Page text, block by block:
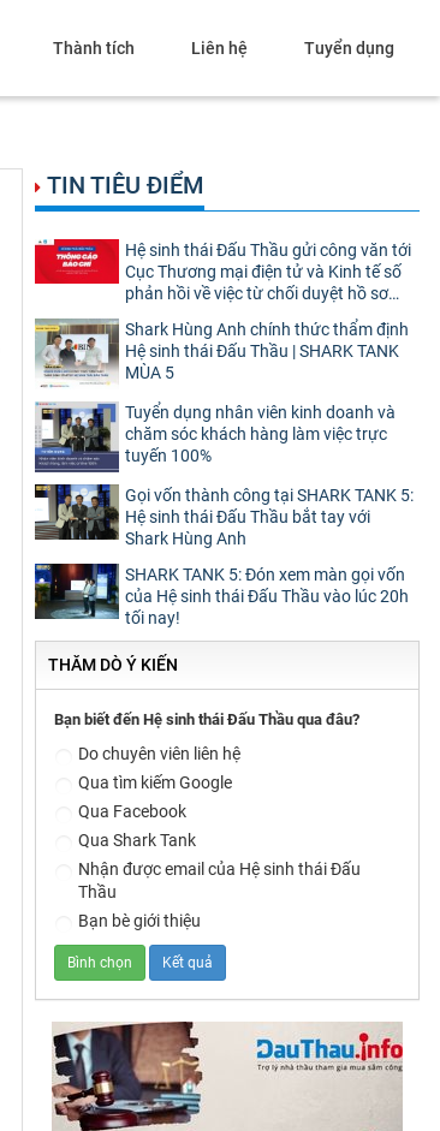
Thành tích Liên hệ Tuyển dụng
TIN TIÊU ĐIỂM
Hệ sinh thái Đấu Thầu gửi công văn tới
Cục Thương mại điện tử và Kinh tế số
phản hồi về việc từ chối duyệt hồ sơ
website thương mại điện tử bán hàng
Shark Hùng Anh chính thức thẩm định
Hệ sinh thái Đấu Thầu | SHARK TANK
MÙA 5
Tuyển dụng nhân viên kinh doanh và
chăm sóc khách hàng làm việc trực
tuyến 100%
Gọi vốn thành công tại SHARK TANK 5:
Hệ sinh thái Đấu Thầu bắt tay với
Shark Hùng Anh
SHARK TANK 5: Đón xem màn gọi vốn
của Hệ sinh thái Đấu Thầu vào lúc 20h
tối nay!
THĂM DÒ Ý KIẾN
Bạn biết đến Hệ sinh thái Đấu Thầu qua đâu?
Do chuyên viên liên hệ
Qua tìm kiếm Google
Qua Facebook
Qua Shark Tank
Nhận được email của Hệ sinh thái Đấu
Thầu
Bạn bè giới thiệu